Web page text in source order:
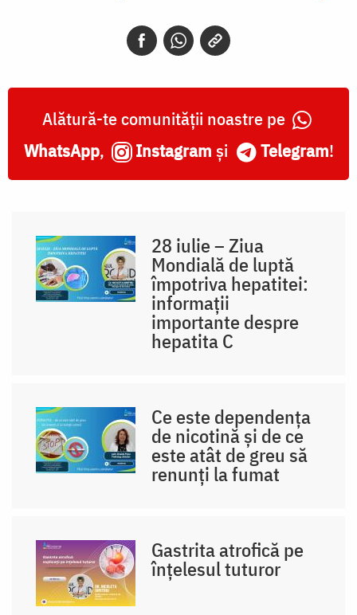
Alătură-te comunității noastre pe
WhatsApp, Instagram și Telegram!
28 iulie – Ziua
Mondială de luptă
împotriva hepatitei:
informații
importante despre
hepatita C
Ce este dependența
de nicotină și de ce
este atât de greu să
renunți la fumat
Gastrita atrofică pe
înțelesul tuturor